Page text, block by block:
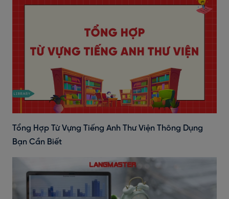
Tổng Hợp Từ Vựng Tiếng Anh Thư Viện Thông Dụng
Bạn Cần Biết